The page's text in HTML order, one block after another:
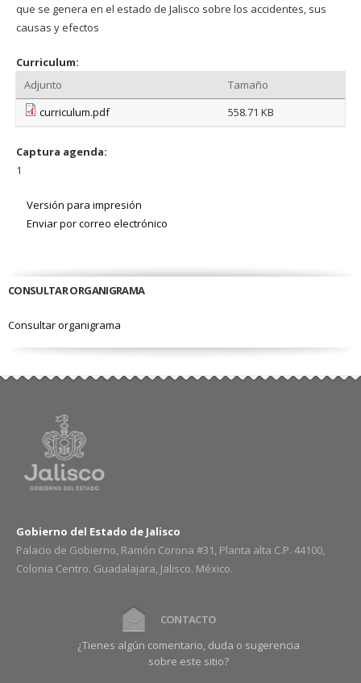
que se genera en el estado de Jalisco sobre los accidentes, sus
causas y efectos
Curriculum:
Adjunto
Tamaño
curriculum.pdf
558.71 KB
Captura agenda:
1
Versión para impresión
Enviar por correo electrónico
CONSULTAR ORGANIGRAMA
Consultar organigrama
Gobierno del Estado de Jalisco
Palacio de Gobierno, Ramón Corona #31, Planta alta C.P. 44100,
Colonia Centro. Guadalajara, Jalisco. México.
CONTACTO
¿Tienes algún comentario, duda o sugerencia
sobre este sitio?